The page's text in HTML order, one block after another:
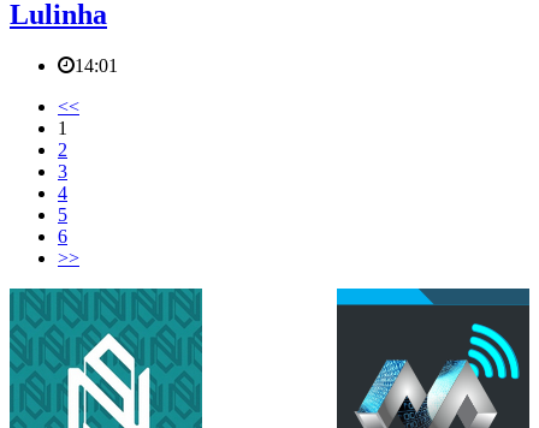
Lulinha
14:01
<<
1
2
3
4
5
6
>>